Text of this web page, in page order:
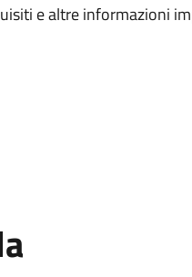
e altre informazioni